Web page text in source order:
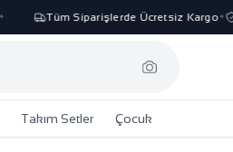
Tüm Siparişlerde Ücretsiz Kargo✦
Takım Setler Çocuk